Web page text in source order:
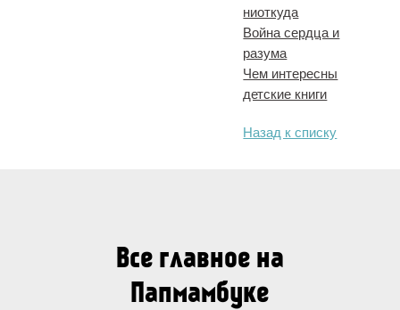
ниоткуда
Война сердца и
разума
Чем интересны
детские книги
Назад к списку
Все главное на
Папмамбуке